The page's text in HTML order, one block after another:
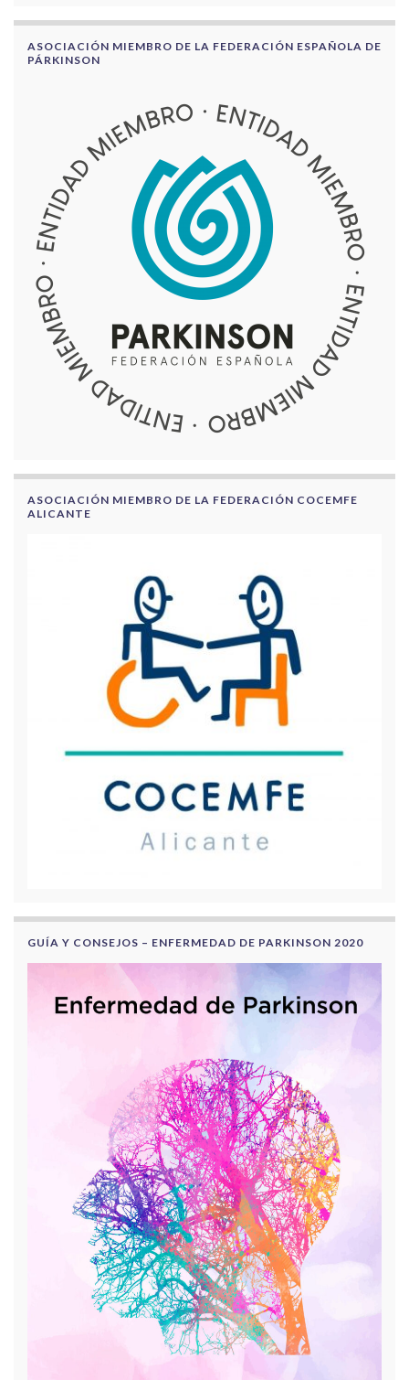
ASOCIACIÓN MIEMBRO DE LA FEDERACIÓN ESPAÑOLA DE
PÁRKINSON
ASOCIACIÓN MIEMBRO DE LA FEDERACIÓN COCEMFE
ALICANTE
GUÍA Y CONSEJOS – ENFERMEDAD DE PARKINSON 2020